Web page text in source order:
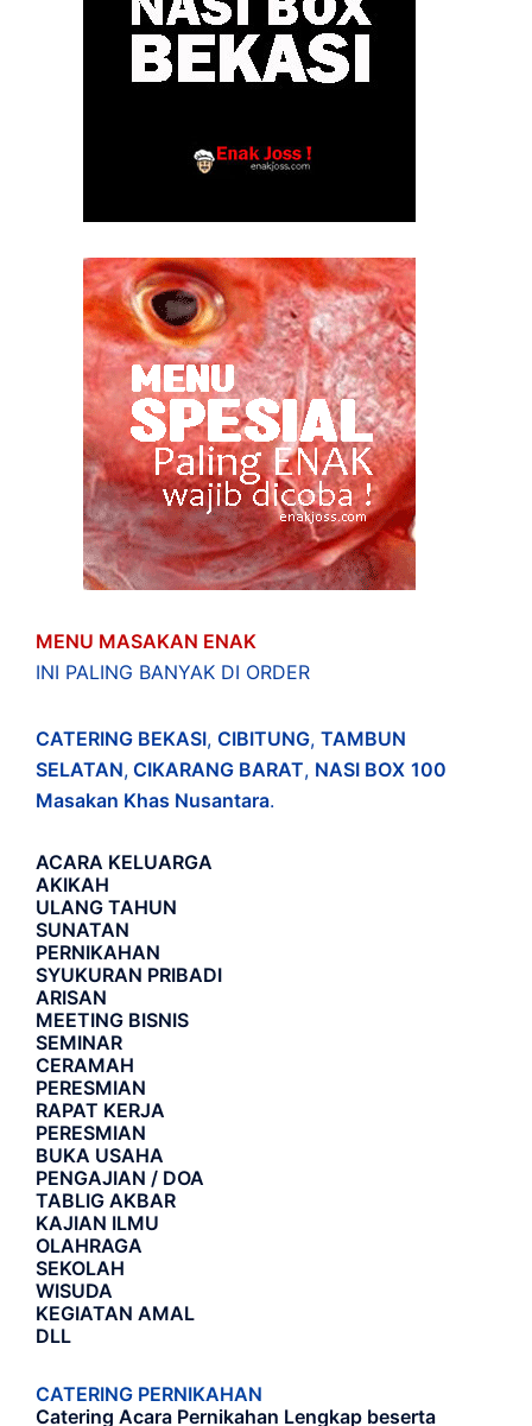
MENU MASAKAN ENAK
INI PALING BANYAK DI ORDER
CATERING BEKASI, CIBITUNG, TAMBUN
SELATAN, CIKARANG BARAT, NASI BOX 100
Masakan Khas Nusantara.
ACARA KELUARGA
AKIKAH
ULANG TAHUN
SUNATAN
PERNIKAHAN
SYUKURAN PRIBADI
ARISAN
MEETING BISNIS
SEMINAR
CERAMAH
PERESMIAN
RAPAT KERJA
PERESMIAN
BUKA USAHA
PENGAJIAN / DOA
TABLIG AKBAR
KAJIAN ILMU
OLAHRAGA
SEKOLAH
WISUDA
KEGIATAN AMAL
DLL
CATERING PERNIKAHAN
Catering Acara Pernikahan Lengkap beserta